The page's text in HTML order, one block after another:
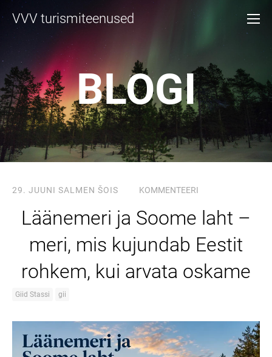
VVV turismiteenused
BLOGI
29. JUUNI SALMEN ŠOIS KOMMENTEERI
Läänemeri ja Soome laht –
meri, mis kujundab Eestit
rohkem, kui arvata oskame
Giid Stassi gii